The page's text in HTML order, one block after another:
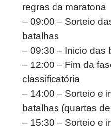
regras da maratona
– 09:00 – Sorteio
batalhas
– 09:30 – Inicio das
– 12:00 – Fim da
classificatória
– 14:00 – Sorteio e
batalhas (quartas
– 15:30 – Sorteio e